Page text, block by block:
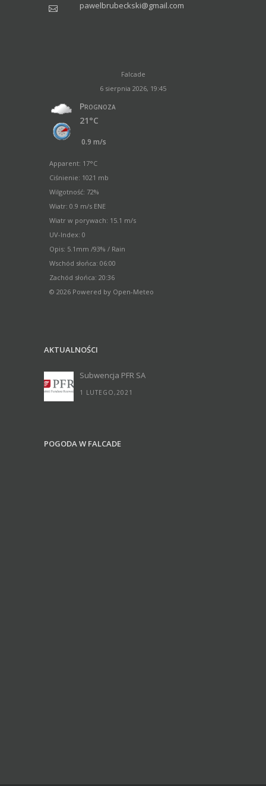
pawelbrubeckski@gmail.com
Falcade
6 sierpnia 2026, 19:45
Prognoza
21°C
0.9 m/s
Apparent: 17°C
Ciśnienie: 1021 mb
Wilgotność: 72%
Wiatr: 0.9 m/s ENE
Wiatr w porywach: 15.1 m/s
UV-Index: 0
Opis: 5.1mm /93% / Rain
Wschód słońca: 06:00
Zachód słońca: 20:36
© 2026 Powered by Open-Meteo
AKTUALNOŚCI
Subwencja PFR SA
1 LUTEGO,2021
POGODA W FALCADE